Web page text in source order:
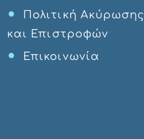
Πολιτική Ακύρωσης
και Επιστροφών
Επικοινωνία